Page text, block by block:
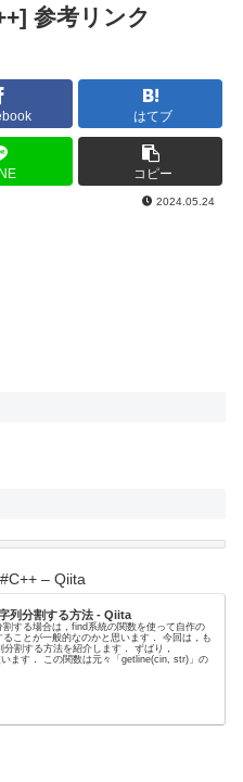
参考リンク
はてブ
コピー
2024.05.24
– Qiita
列分割する方法 - Qiita
割する場合は，find系統の関数を使って自作の
ことが一般的なのかと思います． 今回は，も
分割する方法を紹介します． ずばり，
います． この関数は元々「getline(cin, str)」の